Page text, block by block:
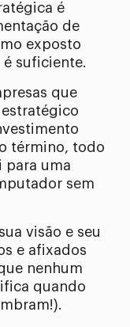
é
de
exposto
suficiente.
que
término, todo
para uma
sem
visão e seu
e afixados
nenhum
quando